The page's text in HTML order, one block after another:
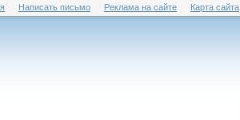
Написать письмо Реклама на сайте Карта сайта